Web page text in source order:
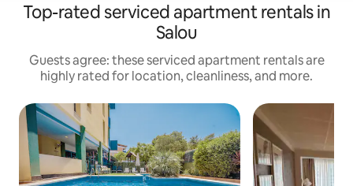
Top-rated serviced apartment rentals in
Salou
Guests agree: these serviced apartment rentals are
highly rated for location, cleanliness, and more.